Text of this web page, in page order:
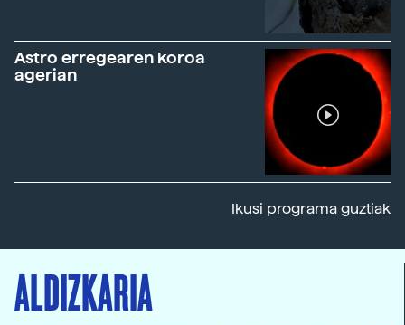
Astro erregearen koroa
agerian
Ikusi programa guztiak
ALDIZKARIA